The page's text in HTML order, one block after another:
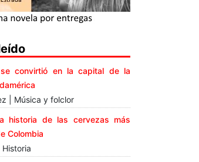
convirtió en la capital de la
| Música y folclor
historia de las cervezas más
Colombia